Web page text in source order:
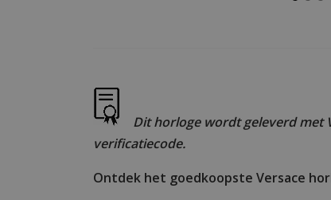
Dit horloge wordt geleverd met
verificatiecode.
Ontdek het goedkoopste Versace